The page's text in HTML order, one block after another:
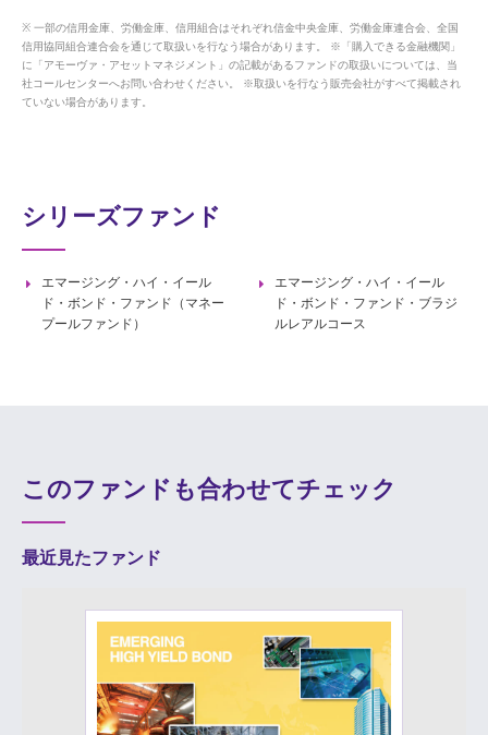
一部の信用金庫、労働金庫、信用組合はそれぞれ信金中央金庫、労働金庫連合会、全国
信用協同組合連合会を通じて取扱いを行なう場合があります。 ※「購入できる金融機関」
に「アモーヴァ・アセットマネジメント」の記載があるファンドの取扱いについては、当
社コールセンターへお問い合わせください。 ※取扱いを行なう販売会社がすべて掲載され
ていない場合があります。
シリーズファンド
エマージング・ハイ・イール
ド・ボンド・ファンド（マネー
プールファンド）
エマージング・ハイ・イール
ド・ボンド・ファンド・ブラジ
ルレアルコース
このファンドも合わせてチェック
最近見たファンド